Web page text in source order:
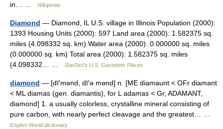
in… …
Wikipedia
Diamond — Diamond, IL U.S. village in Illinois Population (2000):
1393 Housing Units (2000): 597 Land area (2000): 1.582375 sq.
miles (4.098332 sq. km) Water area (2000): 0.000000 sq. miles
(0.000000 sq. km) Total area (2000): 1.582375 sq. miles
(4.098332… …
StarDict's U.S. Gazetteer Places
diamond — [dī′mənd, dī′ə mənd] n. [ME diamaunt < OFr diamant
< ML diamas (gen. diamantis), for L adamas < Gr, ADAMANT,
diamond] 1. a usually colorless, crystalline mineral consisting of
pure carbon, with nearly perfect cleavage and the greatest… …
English World dictionary